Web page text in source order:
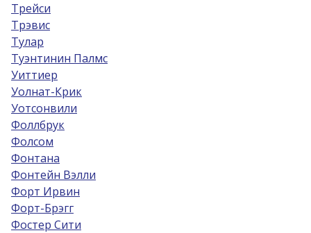
Трейси
Трэвис
Тулар
Туэнтинин Палмс
Уиттиер
Уолнат-Крик
Уотсонвили
Фоллбрук
Фолсом
Фонтана
Фонтейн Вэлли
Форт Ирвин
Форт-Брэгг
Фостер Сити